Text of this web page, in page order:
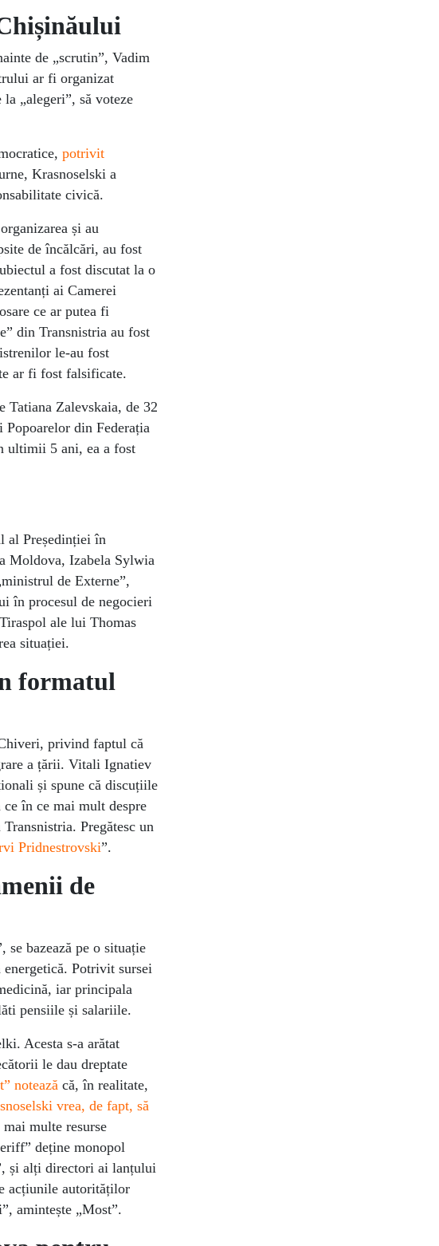
de „scrutin”, Vadim
ar fi organizat
„alegeri”, să voteze
potrivit
Krasnoselski a
civică.
și au
de încălcări, au fost
a fost discutat la o
ai Camerei
ce ar putea fi
din Transnistria au fost
le-au fost
ar fi fost falsificate.
Tatiana Zalevskaia, de 32
din Federația
ultimii 5 ani, ea a fost
al Președinției în
Moldova, Izabela Sylwia
de Externe”,
în procesul de negocieri
ale lui Thomas
situației.
formatul
privind faptul că
a țării. Vitali Ignatiev
și spune că discuțiile
în ce mai mult despre
Pregătesc un
Pridnestrovski”.
de
se bazează pe o situație
Potrivit sursei
iar principala
pensiile și salariile.
Acesta s-a arătat
le dau dreptate
notează că, în realitate,
vrea, de fapt, să
multe resurse
deține monopol
și alți directori ai lanțului
acțiunile autorităților
amintește „Most”.